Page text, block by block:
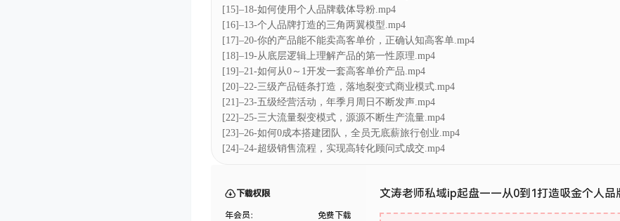
[15]–18-如何使用个人品牌载体导粉.mp4
[16]–13-个人品牌打造的三角两翼模型.mp4
[17]–20-你的产品能不能卖高客单价，正确认知高客单.mp4
[18]–19-从底层逻辑上理解产品的第一性原理.mp4
[19]–21-如何从0～1开发一套高客单价产品.mp4
[20]–22-三级产品链条打造，落地裂变式商业模式.mp4
[21]–23-五级经营活动，年季月周日不断发声.mp4
[22]–25-三大流量裂变模式，源源不断生产流量.mp4
[23]–26-如何0成本搭建团队，全员无底薪旅行创业.mp4
[24]–24-超级销售流程，实现高转化顾问式成交.mp4
下载权限
年会员： 免费下载
文涛老师私域ip起盘——从0到1打造吸金个人品